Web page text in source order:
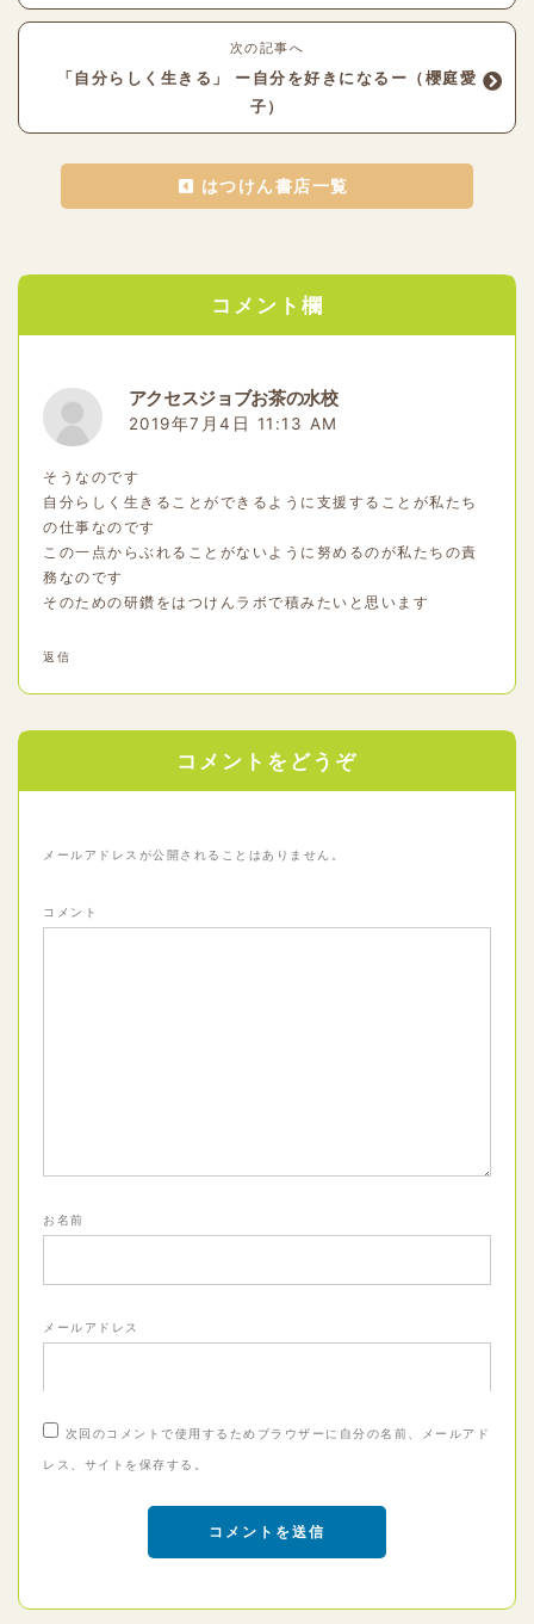
次の記事へ
「自分らしく生きる」 ー自分を好きになるー（櫻庭愛
子）
はつけん書店一覧
コメント欄
アクセスジョブお茶の水校
2019年7月4日 11:13 AM
そうなのです
自分らしく生きることができるように支援することが私たち
の仕事なのです
この一点からぶれることがないように努めるのが私たちの責
務なのです
そのための研鑽をはつけんラボで積みたいと思います
返信
メールアドレスが公開されることはありません。
コメント
お名前
メールアドレス
次回のコメントで使用するためブラウザーに自分の名前、メールアド
レス、サイトを保存する。
コメントをどうぞ